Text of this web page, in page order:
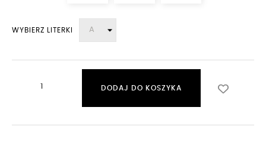
WYBIERZ LITERKI
DODAJ DO KOSZYKA